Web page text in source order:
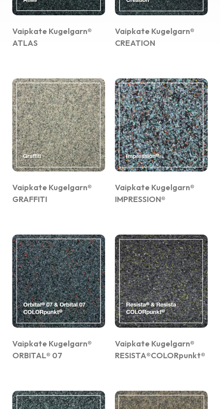
Vaipkate Kugelgarn®
ATLAS
Vaipkate Kugelgarn®
CREATION
Vaipkate Kugelgarn®
GRAFFITI
Vaipkate Kugelgarn®
IMPRESSION®
Vaipkate Kugelgarn®
ORBITAL® 07
Vaipkate Kugelgarn®
RESISTA®COLORpunkt®